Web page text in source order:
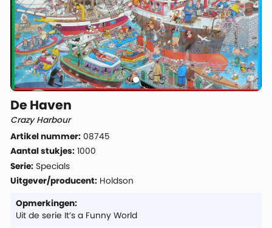
De Haven
Crazy Harbour
Artikel nummer: 08745
Aantal stukjes: 1000
Serie: Specials
Uitgever/producent: Holdson
Opmerkingen:
Uit de serie It’s a Funny World